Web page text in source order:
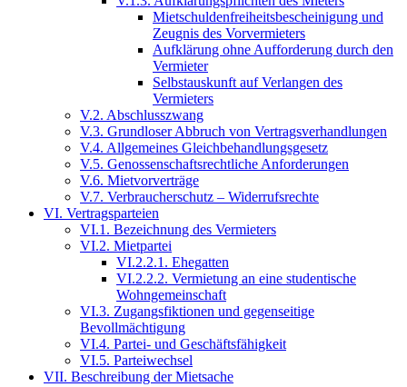
Mietschuldenfreiheitsbescheinigung und
Zeugnis des Vorvermieters
Aufklärung ohne Aufforderung durch den
Vermieter
Selbstauskunft auf Verlangen des
Vermieters
V.2. Abschlusszwang
V.3. Grundloser Abbruch von Vertragsverhandlungen
V.4. Allgemeines Gleichbehandlungsgesetz
V.5. Genossenschaftsrechtliche Anforderungen
V.6. Mietvorverträge
V.7. Verbraucherschutz – Widerrufsrechte
VI. Vertragsparteien
VI.1. Bezeichnung des Vermieters
VI.2. Mietpartei
VI.2.2.1. Ehegatten
VI.2.2.2. Vermietung an eine studentische
Wohngemeinschaft
VI.3. Zugangsfiktionen und gegenseitige
Bevollmächtigung
VI.4. Partei- und Geschäftsfähigkeit
VI.5. Parteiwechsel
VII. Beschreibung der Mietsache